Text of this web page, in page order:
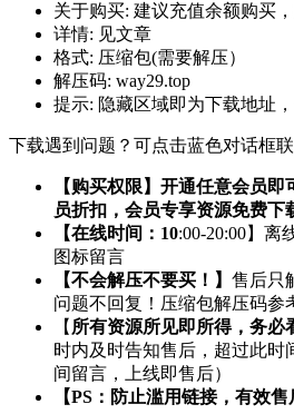
关于购买: 建议充值余额购买
详情: 见文章
格式: 压缩包(需要解压）
解压码: way29.top
提示: 隐藏区域即为下载地址
下载遇到问题？可点击蓝色对话框
【购买权限】开通任意会员
员折扣，会员专享资源免费下
【在线时间：10:00-20:00】离
图标留言
【不会解压不要买！】 售后只
问题不回复！压缩包解压码参
【 所有资源所见即所得，务必
时内及时告知售后，超过此时
间留言，上线即售后）
【PS：防止滥用链接，有效售